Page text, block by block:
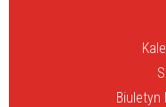
Biuletyn